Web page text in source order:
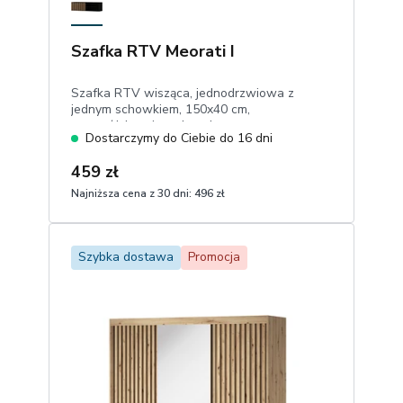
Szafka RTV Meorati I
Szafka RTV wisząca, jednodrzwiowa z
jednym schowkiem, 150x40 cm,
czarny/dąb artisan, lamele
Dostarczymy do Ciebie do 16 dni
459 zł
Najniższa cena z 30 dni: 496 zł
1
Szybka dostawa Promocja